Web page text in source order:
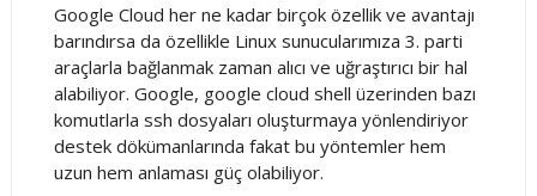
Google Cloud her ne kadar birçok özellik ve avantajı
barındırsa da özellikle Linux sunucularımıza 3. parti
araçlarla bağlanmak zaman alıcı ve uğraştırıcı bir hal
alabiliyor. Google, google cloud shell üzerinden bazı
komutlarla ssh dosyaları oluşturmaya yönlendiriyor
destek dökümanlarında fakat bu yöntemler hem
uzun hem anlaması güç olabiliyor.